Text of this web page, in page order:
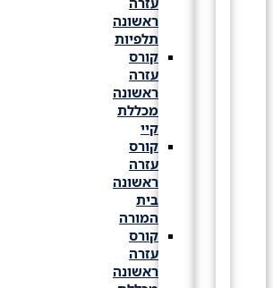
ראשונה
תלפיות
קורס
עזרה
ראשונה
מכללת
קורס
עזרה
ראשונה
המורה
קורס
עזרה
ראשונה